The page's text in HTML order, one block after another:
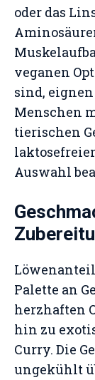
oder das
veganen
sind,
Menschen
tierischen
Auswahl
Palette an
herzhaften
hin zu
Curry. Die
ungekühlt